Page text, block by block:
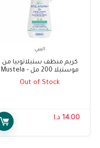
البيبي
كريم منظف ستيلاتوبيا من
موستيلا 200 مل – Mustela
Stelatopia Cleansing Cream
200ml
Out of Stock
14.00 د.ا